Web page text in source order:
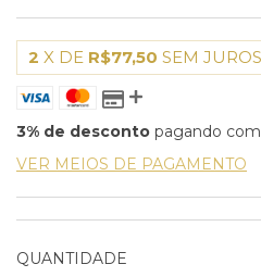
2 X DE R$77,50 SEM JUROS
3% de desconto pagando
VER MEIOS DE PAGAMENTO
QUANTIDADE